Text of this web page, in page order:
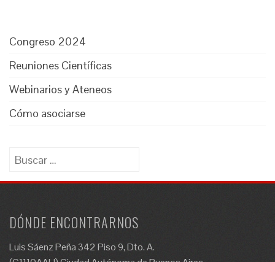
Congreso 2024
Reuniones Científicas
Webinarios y Ateneos
Cómo asociarse
Buscar:
DÓNDE ENCONTRARNOS
Luis Sáenz Peña 342 Piso 9, Dto. A.